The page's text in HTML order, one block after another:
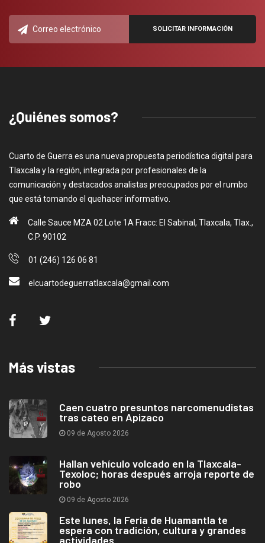
¿Quiénes somos?
Cuarto de Guerra es una nueva propuesta periodística digital para
Tlaxcala y la región, integrada por profesionales de la
comunicación y destacados analistas preocupados por el rumbo
que está tomando el quehacer informativo.
Calle Sauce MZA 02 Lote 1A Fracc: El Sabinal, Tlaxcala, Tlax.,
C.P. 90102
01 (246) 126 06 81
elcuartodeguerratlaxcala@gmail.com
Más vistas
Caen cuatro presuntos narcomenudistas
tras cateo en Apizaco
09 de Agosto 2026
Hallan vehículo volcado en la Tlaxcala-
Texoloc; horas después arroja reporte de
robo
09 de Agosto 2026
Este lunes, la Feria de Huamantla te
espera con tradición, cultura y grandes
actividades